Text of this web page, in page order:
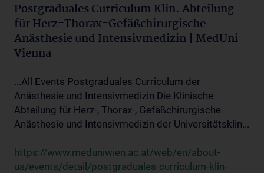
Postgraduales Curriculum Klin. Abteilung
für Herz-Thorax-Gefäßchirurgische
Anästhesie und Intensivmedizin | MedUni
Vienna
...All Events Postgraduales Curriculum der
Anästhesie und Intensivmedizin Die Klinische
Abteilung für Herz-, Thorax-, Gefäßchirurgische
Anästhesie und Intensivmedizin der Universitätsklin...
https://www.meduniwien.ac.at/web/en/about-
us/events/detail/postgraduales-curriculum-klin-